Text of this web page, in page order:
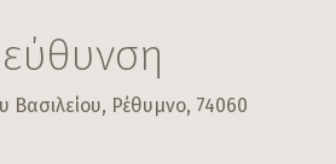
Βασιλείου, Ρέθυμνο, 74060